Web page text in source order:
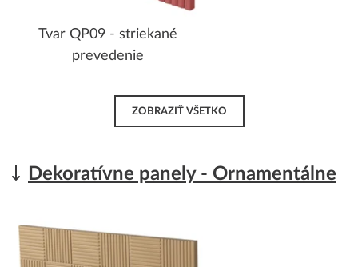
Tvar QP09 - striekané
prevedenie
ZOBRAZIŤ VŠETKO
Dekoratívne panely - Ornamentálne